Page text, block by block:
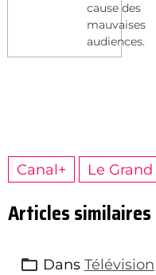
cause des
mauvaises
audiences.
Canal+ Le
Articles similaires
Dans Télévision